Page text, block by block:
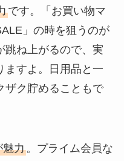
です。「お買い物マ
」の時を狙うのが
跳ね上がるので、実
ますよ。日用品と一
ザク貯めることもで
魅力。プライム会員な